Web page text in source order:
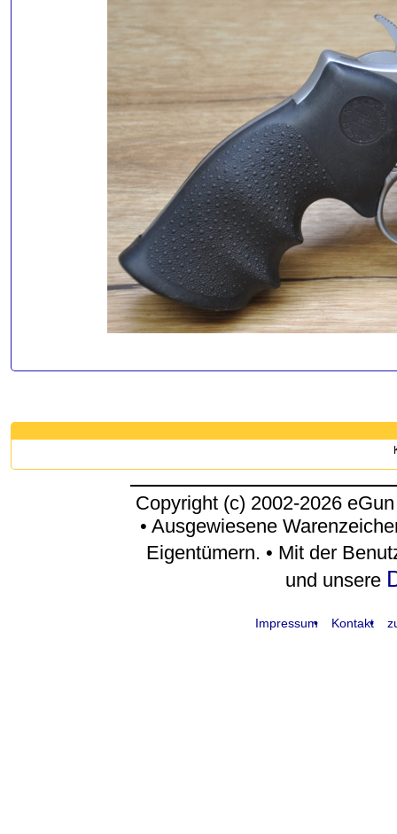
Copyright (c) 2002-2026
• Ausgewiesene
Eigentümern. • Mit der
und unsere
Impressum Kontakt